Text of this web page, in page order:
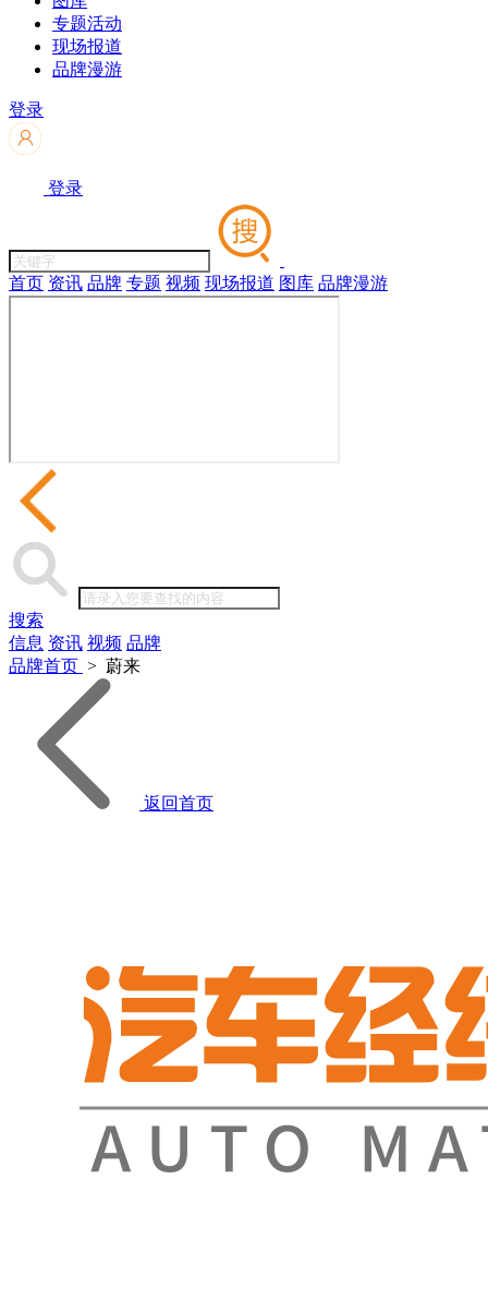
专题活动
现场报道
品牌漫游
登录
登录
首页 资讯 品牌 专题 视频 现场报道 图库 品牌漫游
搜索
信息 资讯 视频 品牌
品牌首页 > 蔚来
返回首页